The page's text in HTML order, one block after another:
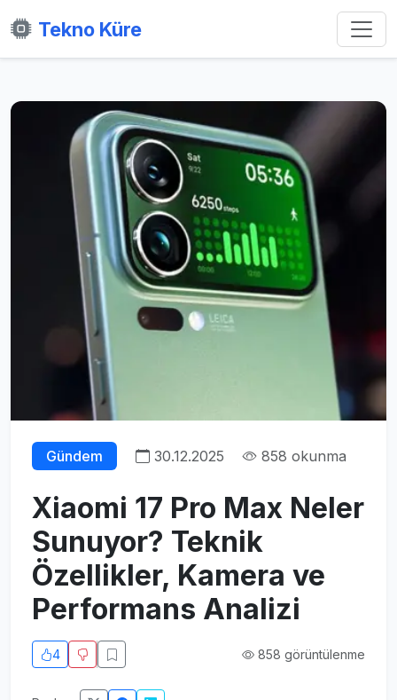
Tekno Küre
Gündem 30.12.2025 858 okunma
Xiaomi 17 Pro Max Neler
Sunuyor? Teknik
Özellikler, Kamera ve
Performans Analizi
4 858 görüntülenme